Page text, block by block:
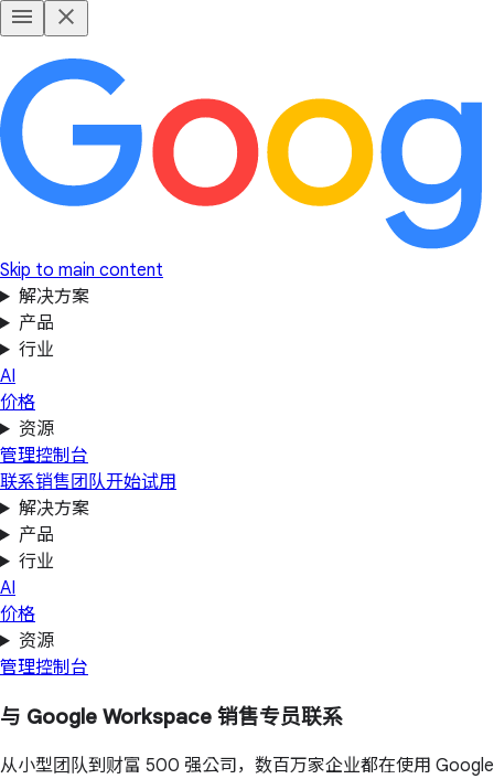
Skip to main content
解决方案
产品
行业
AI
价格
资源
管理控制台
联系销售团队开始试用
解决方案
产品
行业
AI
价格
资源
管理控制台
与 Google Workspace 销售专员联系
从小型团队到财富 500 强公司，数百万家企业都在使用 Google